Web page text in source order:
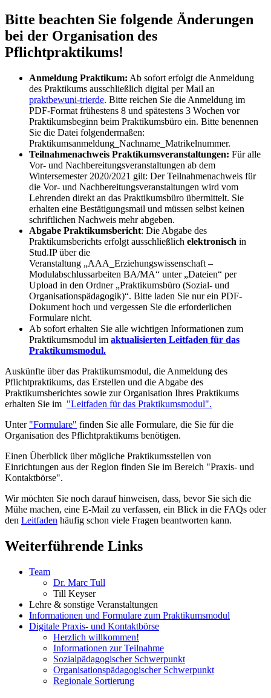
Bitte beachten Sie folgende Änderungen
bei der Organisation des
Pflichtpraktikums!
Anmeldung Praktikum: Ab sofort erfolgt die Anmeldung
des Praktikums ausschließlich digital per Mail an
praktbewuni-trierde. Bitte reichen Sie die Anmeldung im
PDF-Format frühestens 8 und spätestens 3 Wochen vor
Praktikumsbeginn beim Praktikumsbüro ein. Bitte benennen
Sie die Datei folgendermaßen:
Praktikumsanmeldung_Nachname_Matrikelnummer.
Teilnahmenachweis Praktikumsveranstaltungen: Für alle
Vor- und Nachbereitungsveranstaltungen ab dem
Wintersemester 2020/2021 gilt: Der Teilnahmenachweis für
die Vor- und Nachbereitungsveranstaltungen wird vom
Lehrenden direkt an das Praktikumsbüro übermittelt. Sie
erhalten eine Bestätigungsmail und müssen selbst keinen
schriftlichen Nachweis mehr abgeben.
Abgabe Praktikumsbericht: Die Abgabe des
Praktikumsberichts erfolgt ausschließlich elektronisch in
Stud.IP über die
Veranstaltung „AAA_Erziehungswissenschaft –
Modulabschlussarbeiten BA/MA“ unter „Dateien“ per
Upload in den Ordner „Praktikumsbüro (Sozial- und
Organisationspädagogik)“. Bitte laden Sie nur ein PDF-
Dokument hoch und vergessen Sie die erforderlichen
Formulare nicht.
Ab sofort erhalten Sie alle wichtigen Informationen zum
Praktikumsmodul im aktualisierten Leitfaden für das
Praktikumsmodul.
Auskünfte über das Praktikumsmodul, die Anmeldung des
Pflichtpraktikums, das Erstellen und die Abgabe des
Praktikumsberichtes sowie zur Organisation Ihres Praktikums
erhalten Sie im "Leitfaden für das Praktikumsmodul".
Unter "Formulare" finden Sie alle Formulare, die Sie für die
Organisation des Pflichtpraktikums benötigen.
Einen Überblick über mögliche Praktikumsstellen von
Einrichtungen aus der Region finden Sie im Bereich "Praxis- und
Kontaktbörse".
Wir möchten Sie noch darauf hinweisen, dass, bevor Sie sich die
Mühe machen, eine E-Mail zu verfassen, ein Blick in die FAQs oder
den Leitfaden häufig schon viele Fragen beantworten kann.
Weiterführende Links
Team
Dr. Marc Tull
Till Keyser
Lehre & sonstige Veranstaltungen
Informationen und Formulare zum Praktikumsmodul
Digitale Praxis- und Kontaktbörse
Herzlich willkommen!
Informationen zur Teilnahme
Sozialpädagogischer Schwerpunkt
Organisationspädagogischer Schwerpunkt
Regionale Sortierung